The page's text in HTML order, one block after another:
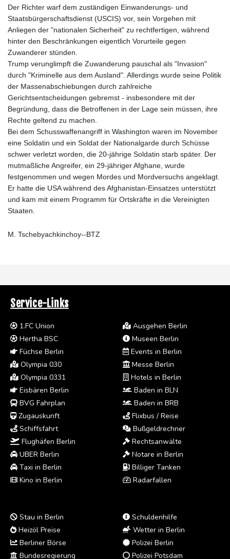
Der Richter warf dem zuständigen Einwanderungs- und
Staatsbürgerschaftsdienst (USCIS) vor, sein Vorgehen mit
Anliegen der "nationalen Sicherheit" zu rechtfertigen, während
hinter den Beschränkungen eigentlich Vorurteile gegen
Zuwanderer stünden.
Trump verunglimpft die Zuwanderung pauschal als "Invasion"
durch "Kriminelle aus dem Ausland". Allerdings wurde seine Politik
der Massenabschiebungen durch zahlreiche
Gerichtsentscheidungen gebremst - insbesondere mit der
Begründung, dass die Betroffenen in der Lage sein müssen, ihre
Rechte geltend zu machen.
Bei dem Schusswaffenangriff in Washington waren im November
eine Soldatin und ein Soldat der Nationalgarde durch Schüsse
schwer verletzt worden, die 20-jährige Soldatin starb später. Der
mutmaßliche Angreifer, ein 29-jähriger Afghane, wurde
festgenommen und wegen Mordes und Mordversuchs angeklagt.
Er hatte die USA während des Afghanistan-Einsatzes unterstützt
und kam mit einem Programm für Ortskräfte in die Vereinigten
Staaten.
M. Tschebyachkinchoy--BTZ
Service-Links
1.FC Union
Hertha BSC
Füchse Berlin
Olympia 030
Olympia 0331
Eisbären Berlin
BVG Fahrplan
Zugauskunft
Schiffsfahrt
Flughäfen Berlin
UBER Berlin
Taxi in Berlin
Kino in Berlin
Ausgehen Berlin
Museen Berlin
Events in Berlin
Messe Berlin
Hotels in Berlin
Baden in BLN
Baden in BRB
Flixbus / Reise
Bußgeldrechner
Rechtsanwälte
Notare in Berlin
Billiger Tanken
Radarfallen
Stau in Berlin
Heizöl Preise
Berliner Börse
Bundesregierung
Schuldenhilfe
Wetter in Berlin
Polizei Berlin
Polizei Potsdam